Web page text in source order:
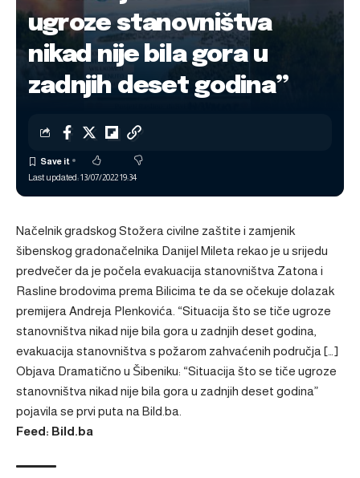
ugroze stanovništva
nikad nije bila gora u
zadnjih deset godina”
Last updated: 13/07/2022 19:34
Načelnik gradskog Stožera civilne zaštite i zamjenik
šibenskog gradonačelnika Danijel Mileta rekao je u srijedu
predvečer da je počela evakuacija stanovništva Zatona i
Rasline brodovima prema Bilicima te da se očekuje dolazak
premijera Andreja Plenkovića. “Situacija što se tiče ugroze
stanovništva nikad nije bila gora u zadnjih deset godina,
evakuacija stanovništva s požarom zahvaćenih područja […]
Objava Dramatično u Šibeniku: “Situacija što se tiče ugroze
stanovništva nikad nije bila gora u zadnjih deset godina”
pojavila se prvi puta na Bild.ba
Feed: Bild.ba